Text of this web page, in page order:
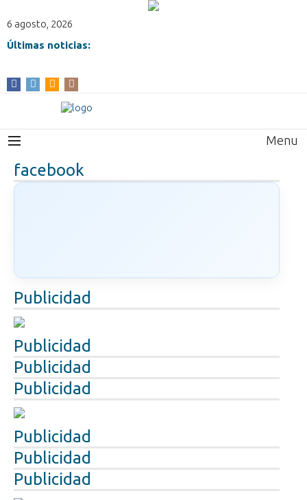
6 agosto, 2026
Últimas noticias:
Menu
facebook
Publicidad
Publicidad
Publicidad
Publicidad
Publicidad
Publicidad
Publicidad